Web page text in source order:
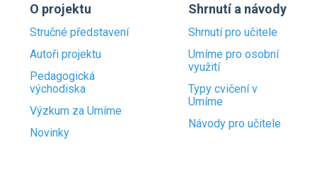
O projektu
Stručné představení
Autoři projektu
Pedagogická
východiska
Výzkum za Umíme
Novinky
Shrnutí a návody
Shrnutí pro učitele
Umíme pro osobní
využití
Typy cvičení v
Umíme
Návody pro učitele